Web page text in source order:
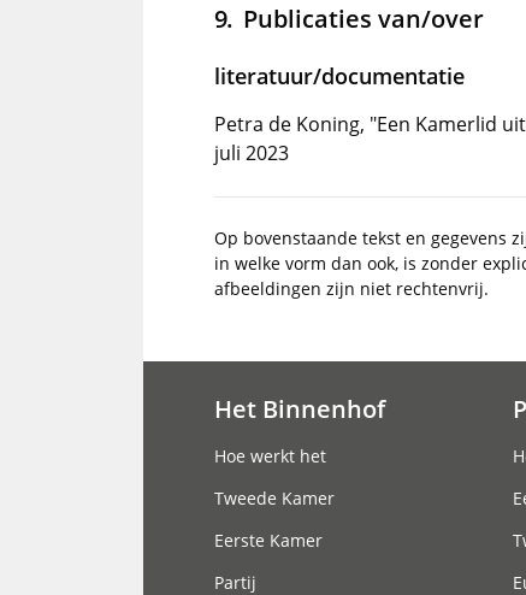
Publicaties van/over
literatuur/documentatie
Petra de Koning, "Een Kamerlid
juli 2023
Op bovenstaande tekst en gegevens
in welke vorm dan ook, is zonder
afbeeldingen zijn niet rechtenvrij.
Het Binnenhof
Hoe werkt het
Tweede Kamer
Eerste Kamer
Partij